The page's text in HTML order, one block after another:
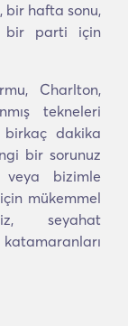
bir hafta sonu,
bir parti için
Charlton,
tekneleri
birkaç dakika
bir sorunuz
bizimle
mükemmel
seyahat